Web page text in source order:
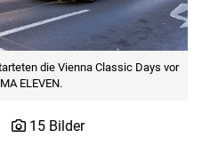
die Vienna Classic Days vor
ELEVEN.
15 Bilder